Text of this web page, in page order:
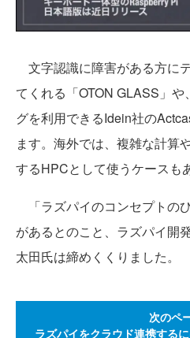
文字認識に障害がある方に
てくれる「OTON GLASS」
グを利用できるIdein社の
ます。海外では、複雑な計算
するHPCとして使うケースも
「ラズパイのコンセプトの
があるとのこと、ラズパイ開
太田氏は締めくくりました。
次のペ
ラズパイをクラウド連携する